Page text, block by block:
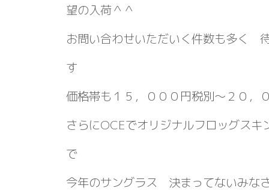
望の入荷＾＾
お問い合わせいただいく件数も多く
す
価格帯も１５，０００円税別～２０，
さらにOCEでオリジナルフロッグスキ
で
今年のサングラス 決まってないみな